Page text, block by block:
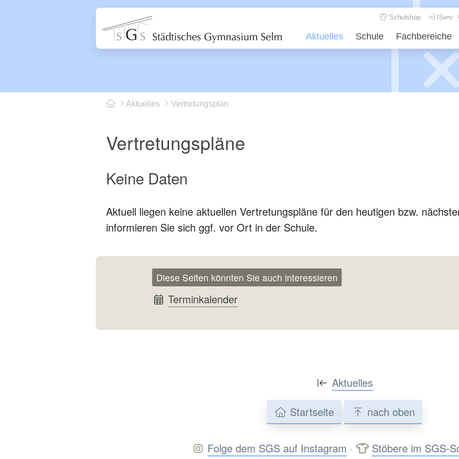
Schulshop IServ
Aktuelles Schule Fachbereiche
Aktuelles Vertretungsplan
Vertretungspläne
Keine Daten
Aktuell liegen keine aktuellen Vertretungspläne für den heutigen bzw.
informieren Sie sich ggf. vor Ort in der Schule.
Diese Seiten könnten Sie auch interessieren
Terminkalender
Aktuelles
Startseite
nach oben
Folge dem SGS auf Instagram · Stöbere im SGS-